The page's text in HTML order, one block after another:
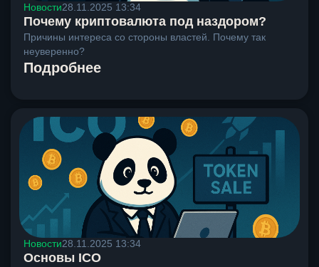
Новости28.11.2025 13:34
Почему криптовалюта под наздором?
Причины интереса со стороны властей. Почему так
неуверенно?
Подробнее
Новости28.11.2025 13:34
Основы ICO